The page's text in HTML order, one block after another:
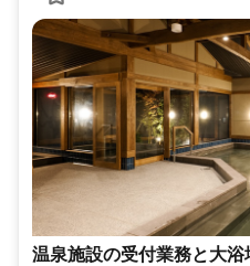
温泉施設の受付業務と大浴